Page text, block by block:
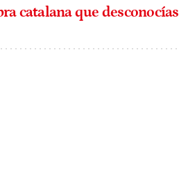
catalana que desconocías